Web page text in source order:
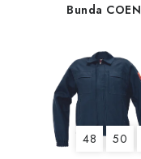
Bunda COEN
48 50